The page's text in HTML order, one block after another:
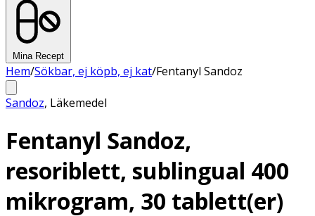
Mina Recept
Hem/Sökbar, ej köpb, ej kat/Fentanyl Sandoz
Sandoz, Läkemedel
Fentanyl Sandoz,
resoriblett, sublingual 400
mikrogram, 30 tablett(er)